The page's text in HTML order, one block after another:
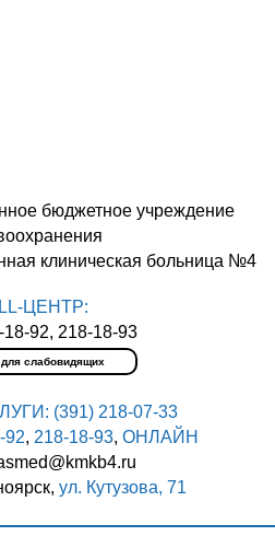
ЦЕНТР:
18-92, 218-18-93
слабовидящих
бюджетное учреждение
клиническая больница №4
(391) 218-07-33
92, 218-18-93, ОНЛАЙН
ул. Кутузова, 71